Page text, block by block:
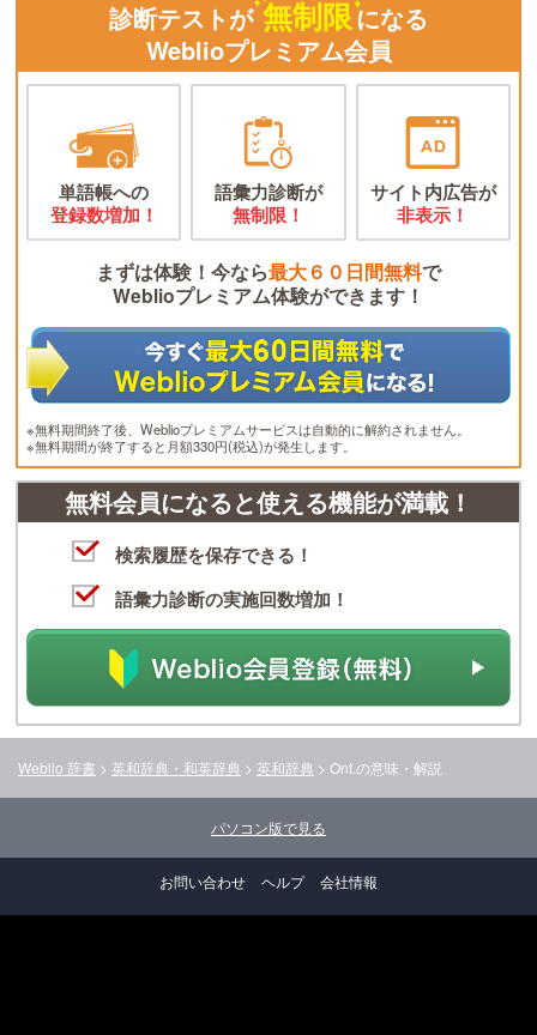
診断テストが 無制限になる
Weblioプレミアム会員
単語帳への
登録数増加！
語彙力診断が
無制限！
サイト内広告が
非表示！
まずは体験！今なら最大６０日間無料で
Weblioプレミアム体験ができます！
※無料期間終了後、Weblioプレミアムサービスは自動的に解約されません。
※無料期間が終了すると月額330円(税込)が発生します。
無料会員になると使える機能が満載！
検索履歴を保存できる！
語彙力診断の実施回数増加！
Weblio 辞書 > 英和辞典・和英辞典 > 英和辞典 > Ont.の意味・解説
パソコン版で見る
お問い合わせ ヘルプ 会社情報